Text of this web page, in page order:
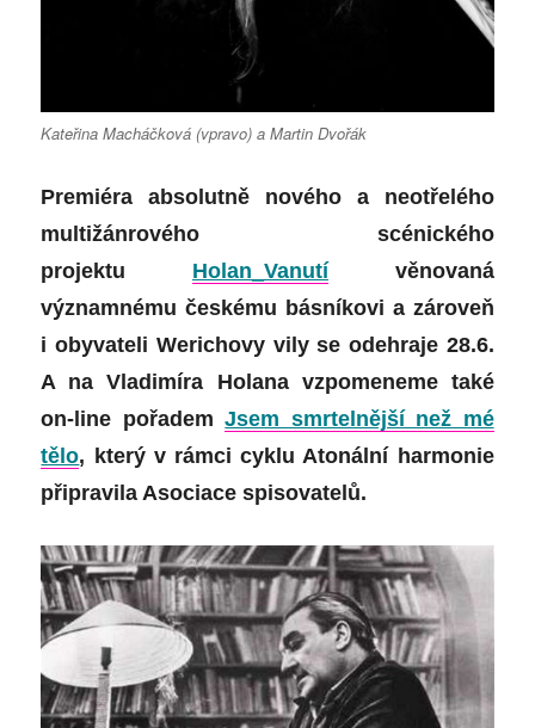
Kateřina Macháčková (vpravo) a Martin Dvořák
Premiéra absolutně nového a neotřelého
multižánrového scénického
projektu
Holan_Vanutí
věnovaná
významnému českému básníkovi a zároveň
i obyvateli Werichovy vily se odehraje 28.6.
A na Vladimíra Holana vzpomeneme také
on-line pořademJsem smrtelnější než mé
tělo, který v rámci cyklu Atonální harmonie
připravila Asociace spisovatelů.